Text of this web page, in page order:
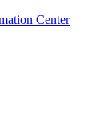
Center